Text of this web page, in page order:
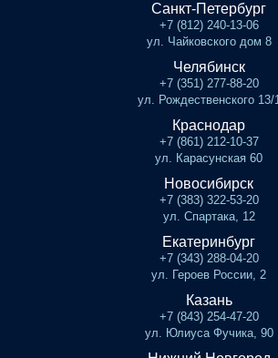
Санкт-Петербург
+7 (812) 240-13-06
ул. Чайковского дом 8
Челябинск
+7 (351) 277-88-20
ул. Рождественского 13/
Краснодар
+7 (861) 212-10-37
ул. Карасунская 60
Новосибирск
+7 (383) 322-53-20
ул. Спартака, 12
Екатеринбург
+7 (343) 288-04-20
ул. Героев России, 2
Казань
+7 (843) 254-47-20
ул. Юлиуса Фучика, 90